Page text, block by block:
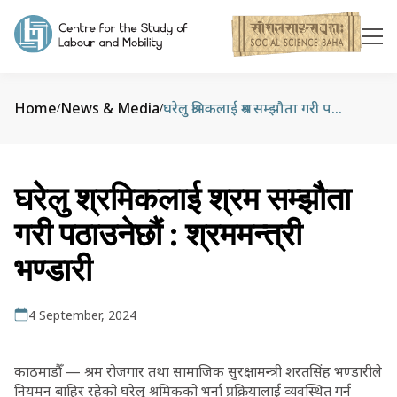
Home/News & Media/ घरेलु श्रमिकलाई श्रम सम्झौता गरी पठाउनेछौं : श्रममन्त्री भण्डारी
घरेलु श्रमिकलाई श्रम सम्झौता
गरी पठाउनेछौं : श्रममन्त्री
भण्डारी
4 September, 2024
काठमाडौँ — श्रम रोजगार तथा सामाजिक सुरक्षामन्त्री शरतसिंह भण्डारीले
नियमन बाहिर रहेको घरेलु श्रमिकको भर्ना प्रक्रियालाई व्यवस्थित गर्न